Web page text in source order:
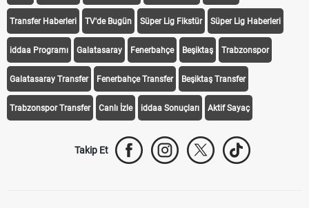
Transfer Haberleri TV'de Bugün Süper Lig Fikstür Süper Lig Haberleri
iddaa Programı Galatasaray Fenerbahçe Beşiktaş Trabzonspor
Galatasaray Transfer Fenerbahçe Transfer Beşiktaş Transfer
Trabzonspor Transfer Canlı İzle iddaa Sonuçları Aktif Sayaç
Takip Et